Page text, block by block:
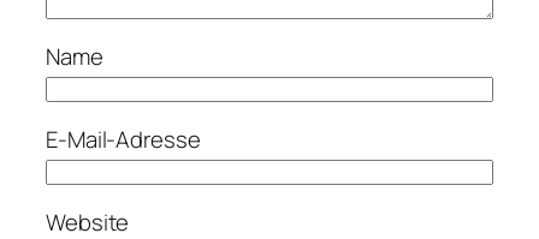
Name
E-Mail-Adresse
Website